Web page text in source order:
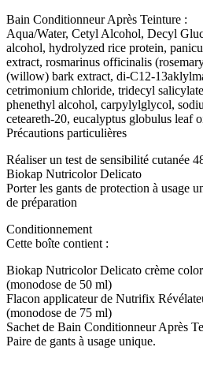
Bain Conditionneur Après Teinture :
Aqua/Water, Cetyl Alcohol, Decyl
alcohol, hydrolyzed rice protein,
extract, rosmarinus officinalis
(willow) bark extract, di-C12-
cetrimonium chloride, tridecyl
phenethyl alcohol, carpylylglycol,
ceteareth-20, eucalyptus globulus leaf
Précautions particulières
Réaliser un test de sensibilité cutanée
Biokap Nutricolor Delicato
Porter les gants de protection à usage
de préparation
Conditionnement
Cette boîte contient :
Biokap Nutricolor Delicato crème
(monodose de 50 ml)
Flacon applicateur de Nutrifix
(monodose de 75 ml)
Sachet de Bain Conditionneur Après
Paire de gants à usage unique.